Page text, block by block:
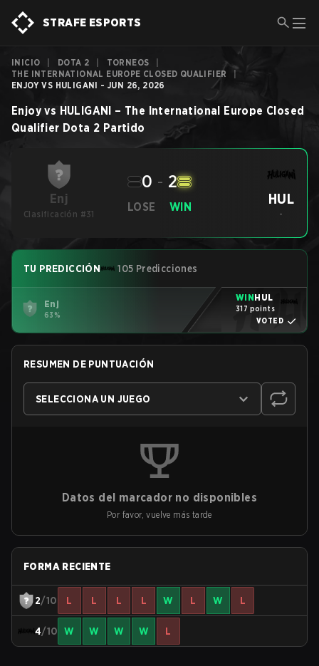
STRAFE ESPORTS
INICIO DOTA 2 TORNEOS
THE INTERNATIONAL EUROPE CLOSED QUALIFIER
ENJOY VS HULIGANI - JUN 26, 2026
Enjoy vs HULIGANI – The International Europe Closed
Qualifier Dota 2 Partido
Enj
Clasificación #31
LOSE
0 - 2
WIN HUL
-
TU PREDICCIÓN 105 Predicciones
Enj
63%
WINHUL
317 points
VOTED
RESUMEN DE PUNTUACIÓN
SELECCIONA UN JUEGO
Datos del marcador no disponibles
Por favor, vuelve más tarde
FORMA RECIENTE
2/10 L L L L W L W L
4/10 W W W W L